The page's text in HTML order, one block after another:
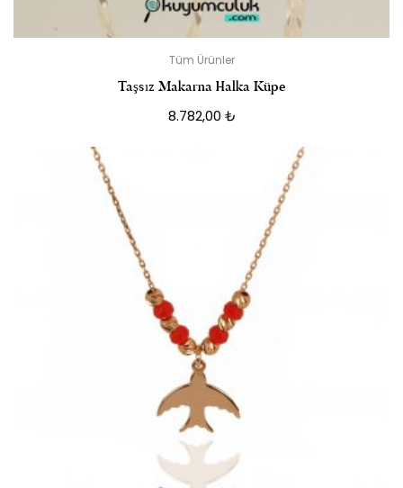
Tüm Ürünler
Taşsız Makarna Halka Küpe
8.782,00 ₺